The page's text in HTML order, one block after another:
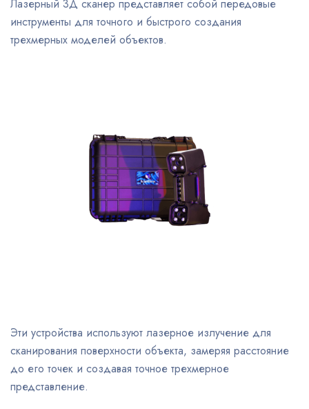
Лазерный 3Д сканер представляет собой передовые
инструменты для точного и быстрого создания
трехмерных моделей объектов.
Эти устройства используют лазерное излучение для
сканирования поверхности объекта, замеряя расстояние
до его точек и создавая точное трехмерное
представление.